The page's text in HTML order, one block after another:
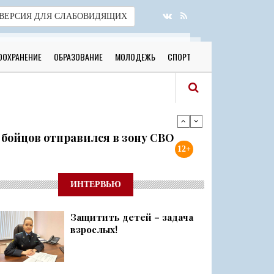
ДЛЯ СЛАБОВИДЯЩИХ
ОБРАЗОВАНИЕ МОЛОДЕЖЬ СПОРТ
отправился в зону СВО
к новому учебному году
о 500 днях стойкости и бое...
район
12+
ИНТЕРВЬЮ
Защитить детей – задача
взрослых!